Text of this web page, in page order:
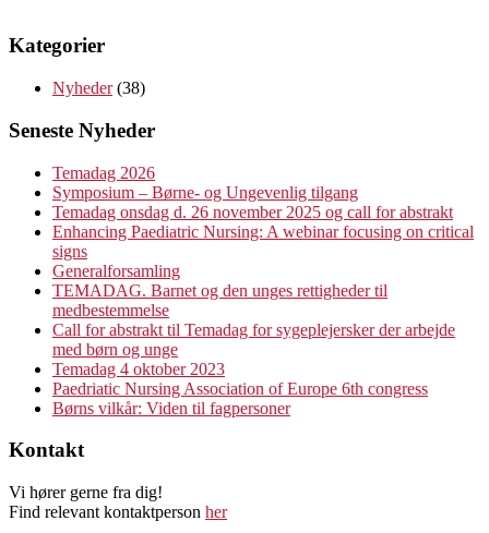
Kategorier
Nyheder(38)
Seneste Nyheder
Temadag 2026
Symposium – Børne- og Ungevenlig tilgang
Temadag onsdag d. 26 november 2025 og call for abstrakt
Enhancing Paediatric Nursing: A webinar focusing on critical
signs
Generalforsamling
TEMADAG. Barnet og den unges rettigheder til
medbestemmelse
Call for abstrakt til Temadag for sygeplejersker der arbejde
med børn og unge
Temadag 4 oktober 2023
Paedriatic Nursing Association of Europe 6th congress
Børns vilkår: Viden til fagpersoner
Kontakt
Vi hører gerne fra dig!
Find relevant kontaktperson her